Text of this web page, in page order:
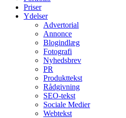
Priser
Ydelser
Advertorial
Annonce
Blogindlæg
Fotografi
Nyhedsbrev
PR
Produkttekst
Rådgivning
SEO-tekst
Sociale Medier
Webtekst